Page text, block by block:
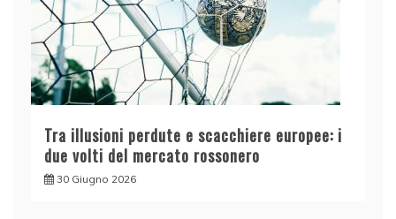
Tra illusioni perdute e scacchiere europee: i
due volti del mercato rossonero
30 Giugno 2026